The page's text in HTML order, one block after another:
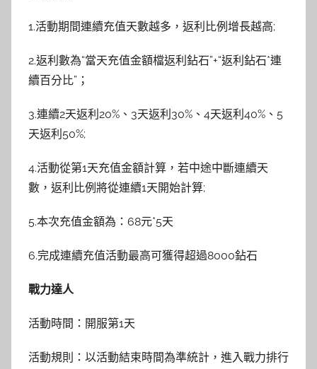
1.活動期間連續充值天數越多，返利比例增長越高;
2.返利數為“當天充值金額檔返利鉆石”+“返利鉆石*連
續百分比”；
3.連續2天返利20%、3天返利30%、4天返利40%、5
天返利50%;
4.活動從第1天充值金額計算，若中途中斷連續天
數，返利比例將從連續1天開始計算;
5.本次充值金額為：68元*5天
6.完成連續充值活動最高可獲得超過8000鉆石
戰力達人
活動時間：開服第1天
活動規則：以活動結束時間為準統計，進入戰力排行